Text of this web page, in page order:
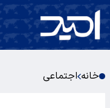
خانه اجتماعی